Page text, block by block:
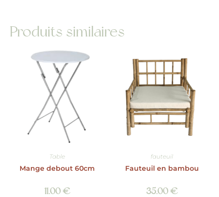
Produits similaires
Table
Mange debout 60cm
11.00 €
fauteuil
Fauteuil en bambou
35.00 €